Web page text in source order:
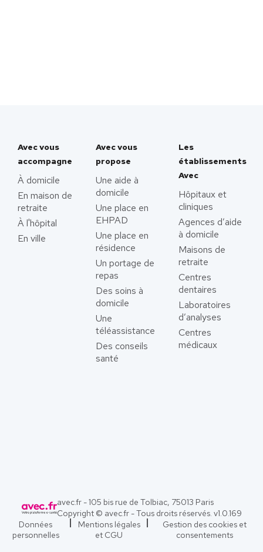
Avec vous
accompagne
À domicile
En maison de
retraite
À l'hôpital
En ville
Avec vous
propose
Une aide à
domicile
Une place en
EHPAD
Une place en
résidence
Un portage de
repas
Des soins à
domicile
Une
téléassistance
Des conseils
santé
Les
établissements
Avec
Hôpitaux et
cliniques
Agences d’aide
à domicile
Maisons de
retraite
Centres
dentaires
Laboratoires
d’analyses
Centres
médicaux
avec.fr - 105 bis rue de Tolbiac, 75013 Paris
Copyright © avec.fr - Tous droits réservés. v1.0.169
Données
personnelles
Mentions légales
et CGU
Gestion des cookies et
consentements